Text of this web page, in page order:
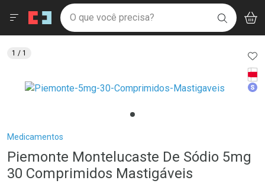
Drogaria São Paulo
Ir direto para a home
pela página
Ir direto para o conteúdo
Ir direto para a busca
Ir direto para a conta
Ir direto para a notificações
Ir direto para o carrinho
Faça a sua busca
O que você precisa? BUSCAR
Menu
Breadcrumb
Medicamentos
Piemonte Montelucaste De Sódio 5mg
30 Comprimidos Mastigáveis
1 / 1